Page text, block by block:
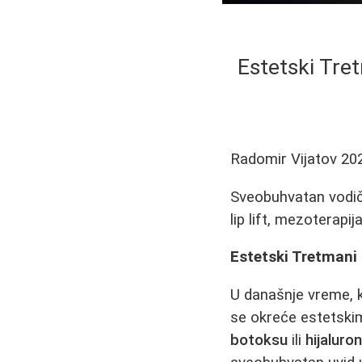
Estetski
Radomir Vijatov
Sveobuhvatan
lip lift,
Estetski Tretmani
U današnje
se okreće
botoksu ili